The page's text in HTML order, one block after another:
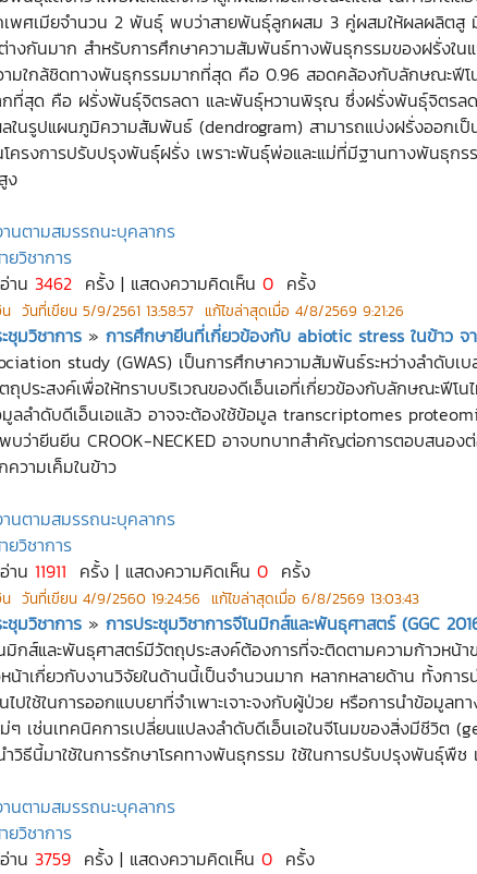
พศเมียจำนวน 2 พันธุ์ พบว่าสายพันธุ์ลูกผสม 3 คู่ผสมให้ผลผลิตสู
งกันมาก สำหรับการศึกษาความสัมพันธ์ทางพันธุกรรมของฝรั่งใ
มใกล้ชิดทางพันธุกรรมมากที่สุด คือ 0.96 สอดคล้องกับลักษณะฟี
ที่สุด คือ ฝรั่งพันธุ์จิตรลดา และพันธุ์หวานพิรุณ ซึ่งฝรั่งพันธุ์จิตรล
ในรูปแผนภูมิความสัมพันธ์ (dendrogram) สามารถแบ่งฝรั่งออก
ครงการปรับปรุงพันธุ์ฝรั่ง เพราะพันธุ์พ่อและแม่ที่มีฐานทางพันธุก
ง
นตามสมรรถนะบุคลากร
ยวิชาการ
าน 3462 ครั้ง | แสดงความคิดเห็น 0 ครั้ง
วันที่เขียน 5/9/2561 13:58:57 แก้ไขล่าสุดเมื่อ 4/8/2569 9:21:26
ชุมวิชาการ » การศึกษายีนที่เกี่ยวข้องกับ abiotic stress ในข้าว
study (GWAS) เป็นการศึกษาความสัมพันธ์ระหว่างลำดับ
ประสงค์เพื่อให้ทราบบริเวณของดีเอ็นเอที่เกี่ยวข้องกับลักษณะฟีโ
ลำดับดีเอ็นเอแล้ว อาจจะต้องใช้ข้อมูล transcriptomes
บว่ายีนยีน CROOK-NECKED อาจบทบาทสำคัญต่อการตอบสนอ
ความเค็มในข้าว
นตามสมรรถนะบุคลากร
ยวิชาการ
าน 11911 ครั้ง | แสดงความคิดเห็น 0 ครั้ง
วันที่เขียน 4/9/2560 19:24:56 แก้ไขล่าสุดเมื่อ 6/8/2569 13:03:43
ชุมวิชาการ » การประชุมวิชาการจีโนมิกส์และพันธุศาสตร์ (GGC
มิกส์และพันธุศาสตร์มีวัตถุประสงค์ต้องการที่จะติดตามความก้าวห
น้าเกี่ยวกับงานวิจัยในด้านนี้เป็นจำนวนมาก หลากหลายด้าน ทั้งก
ไปใช้ในการออกแบบยาที่จำเพาะเจาะจงกับผู้ป่วย หรือการนำข้อมู
ๆ เช่นเทคนิคการเปลี่ยนแปลงลำดับดีเอ็นเอในจีโนมของสิ่งมีชีวิต
วิธีนี้มาใช้ในการรักษาโรคทางพันธุกรรม ใช้ในการปรับปรุงพันธุ์พืช
นตามสมรรถนะบุคลากร
ยวิชาการ
าน 3759 ครั้ง | แสดงความคิดเห็น 0 ครั้ง